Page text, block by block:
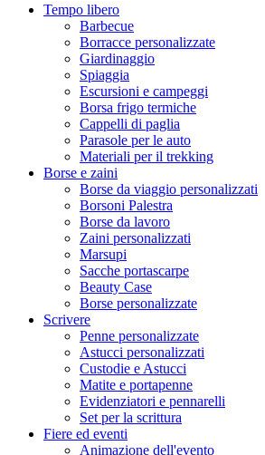
Tempo libero
Barbecue
Borracce personalizzate
Giardinaggio
Spiaggia
Escursioni e campeggi
Borsa frigo termiche
Cappelli di paglia
Parasole per le auto
Materiali per il trekking
Borse e zaini
Borse da viaggio personalizzati
Borsoni Palestra
Borse da lavoro
Zaini personalizzati
Marsupi
Sacche portascarpe
Beauty Case
Borse personalizzate
Scrivere
Penne personalizzate
Astucci personalizzati
Custodie e Astucci
Matite e portapenne
Evidenziatori e pennarelli
Set per la scrittura
Fiere ed eventi
Animazione dell'evento